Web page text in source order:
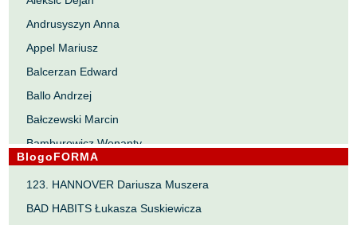
Andrusyszyn Anna
Appel Mariusz
Balcerzan Edward
Ballo Andrzej
Bałczewski Marcin
Bamburowicz Wenanty
Bawołek Waldemar
Bereza Henryk
Berezin Kostia
BlogoFORMA
123. HANNOVER Dariusza Muszera
BAD HABITS Łukasza Suskiewicza